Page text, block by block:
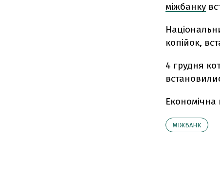
міжбанку
копійок,
4 грудня
МІЖБАНК